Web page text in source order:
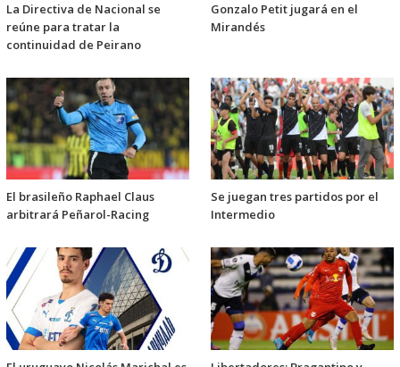
La Directiva de Nacional se
reúne para tratar la
continuidad de Peirano
Gonzalo Petit jugará en el
Mirandés
El brasileño Raphael Claus
arbitrará Peñarol-Racing
Se juegan tres partidos por el
Intermedio